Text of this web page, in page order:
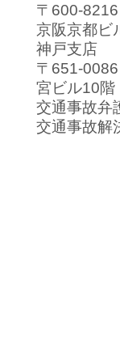
〒600-
京阪京都ビ
神戸支店
〒651-
宮ビル10階
交通事故
交通事故